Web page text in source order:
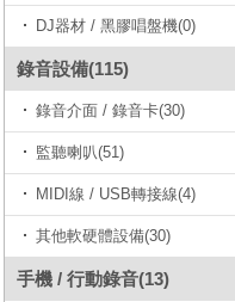
DJ器材 / 黑膠唱盤機(0)
錄音設備(115)
錄音介面 / 錄音卡(30)
監聽喇叭(51)
MIDI線 / USB轉接線(4)
其他軟硬體設備(30)
手機 / 行動錄音(13)